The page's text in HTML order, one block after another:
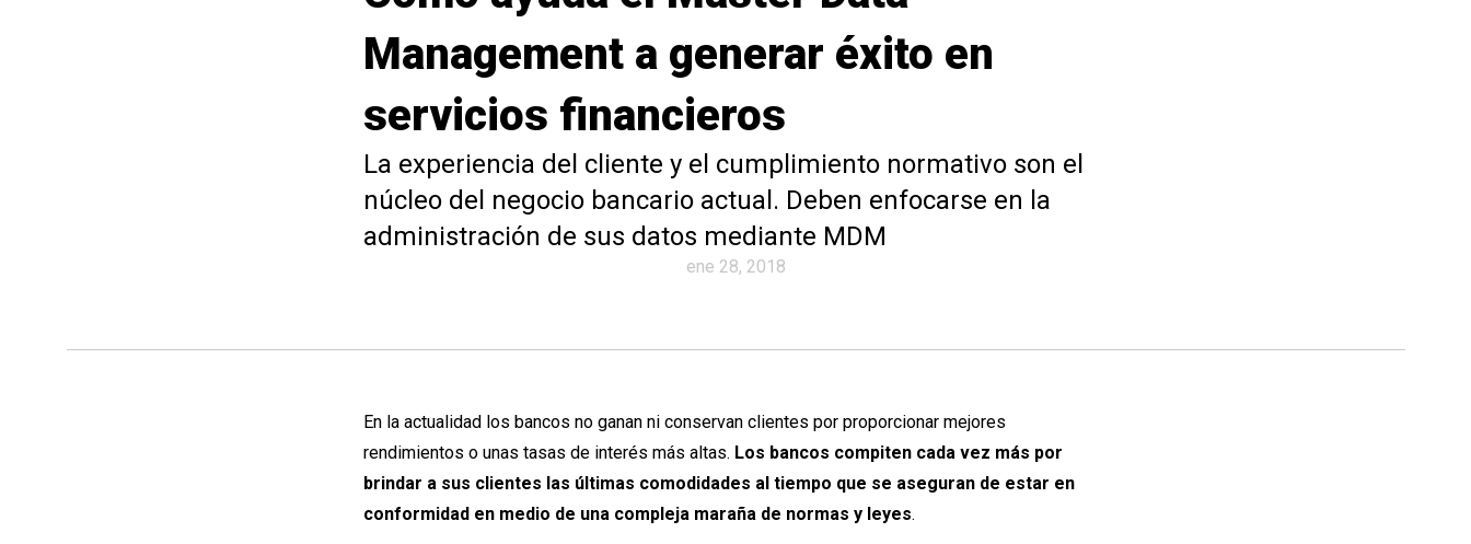
Management a generar éxito en
servicios financieros
La experiencia del cliente y el cumplimiento normativo son el
núcleo del negocio bancario actual. Deben enfocarse en la
administración de sus datos mediante MDM
ene 28, 2018
En la actualidad los bancos no ganan ni conservan clientes por proporcionar mejores
rendimientos o unas tasas de interés más altas. Los bancos compiten cada vez más por
brindar a sus clientes las últimas comodidades al tiempo que se aseguran de estar en
conformidad en medio de una compleja maraña de normas y leyes.